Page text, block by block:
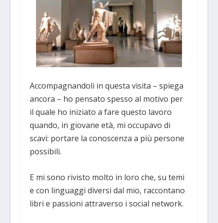
Accompagnandoli in questa visita – spiega
ancora – ho pensato spesso al motivo per
il quale ho iniziato a fare questo lavoro
quando, in giovane età, mi occupavo di
scavi: portare la conoscenza a più persone
possibili.
E mi sono rivisto molto in loro che, su temi
e con linguaggi diversi dal mio, raccontano
libri e passioni attraverso i social network.